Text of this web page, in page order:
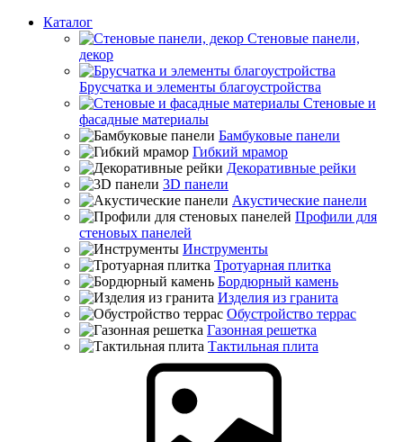
Каталог
Стеновые панели,
декор
Брусчатка и элементы благоустройства
Стеновые и
фасадные материалы
Бамбуковые панели
Гибкий мрамор
Декоративные рейки
3D панели
Акустические панели
Профили для
стеновых панелей
Инструменты
Тротуарная плитка
Бордюрный камень
Изделия из гранита
Обустройство террас
Газонная решетка
Тактильная плита